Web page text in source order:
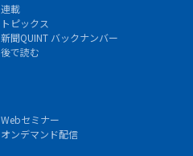
連載
トピックス
新聞QUINT バックナンバー
後で読む
Webセミナー
オンデマンド配信